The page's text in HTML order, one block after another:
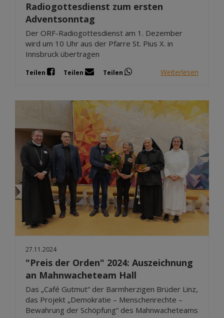
Radiogottesdienst zum ersten
Adventsonntag
Der ORF-Radiogottesdienst am 1. Dezember
wird um 10 Uhr aus der Pfarre St. Pius X. in
Innsbruck übertragen
Teilen Teilen Teilen Weiterlesen
27.11.2024
"Preis der Orden" 2024: Auszeichnung
an Mahnwacheteam Hall
Das „Café Gutmut“ der Barmherzigen Brüder Linz,
das Projekt „Demokratie – Menschenrechte –
Bewahrung der Schöpfung“ des Mahnwacheteams